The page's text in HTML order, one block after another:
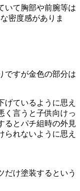
いて胸部や前腕等は
密度感がありま
ですが金色の部分は
げているように思え
く言うと子供向けっ
るとパチ組時の外見
られないように思え
だけ塗装するという